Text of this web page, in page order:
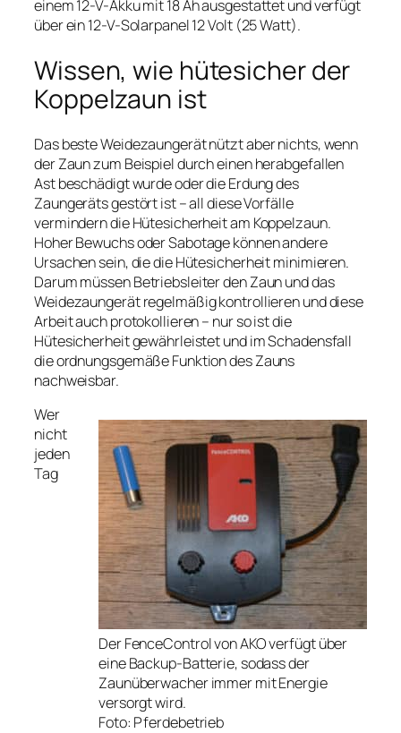
einem 12-V-Akku mit 18 Ah ausgestattet und verfügt
über ein 12-V-Solarpanel 12 Volt (25 Watt).
Wissen, wie hütesicher der
Koppelzaun ist
Das beste Weidezaungerät nützt aber nichts, wenn
der Zaun zum Beispiel durch einen herabgefallen
Ast beschädigt wurde oder die Erdung des
Zaungeräts gestört ist – all diese Vorfälle
vermindern die Hütesicherheit am Koppelzaun.
Hoher Bewuchs oder Sabotage können andere
Ursachen sein, die die Hütesicherheit minimieren.
Darum müssen Betriebsleiter den Zaun und das
Weidezaungerät regelmäßig kontrollieren und diese
Arbeit auch protokollieren – nur so ist die
Hütesicherheit gewährleistet und im Schadensfall
die ordnungsgemäße Funktion des Zauns
nachweisbar.
Der FenceControl von AKO verfügt über
eine Backup-Batterie, sodass der
Zaunüberwacher immer mit Energie
versorgt wird.
Foto: Pferdebetrieb
Wer
nicht
jeden
Tag